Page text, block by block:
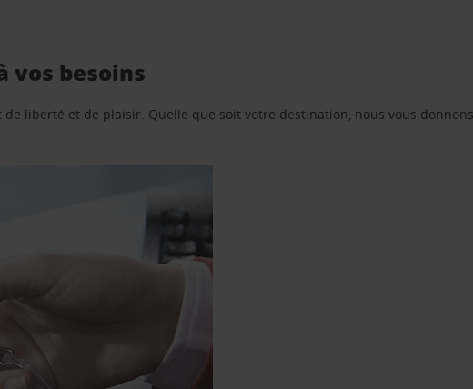
vos besoins
liberté et de plaisir. Quelle que soit votre destination, nous vous